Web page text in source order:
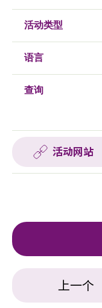
活动类型
语言
查询
活动网站
上一个